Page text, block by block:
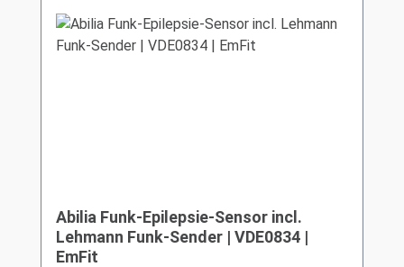
Abilia Funk-Epilepsie-Sensor incl.
Lehmann Funk-Sender | VDE0834 |
EmFit